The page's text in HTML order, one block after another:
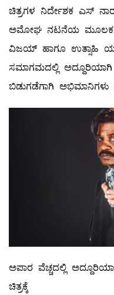
ಚಿತ್ರಗಳ ನಿರ್ದೇಶಕ ಎಸ್
ಅಮೋಘ ನಟನೆಯ ಮೂಲಕ
ವಿಜಯ್ ಹಾಗೂ ಉತ್ಸಾಹಿ
ಸಮಾಗಮದಲ್ಲಿ ಅದ್ದೂರಿಯಾಗಿ
ಬಿಡುಗಡೆಗಾಗಿ ಅಭಿಮಾನಿಗಳು
ಅಪಾರ ವೆಚ್ಚದಲ್ಲಿ
ಚಿತ್ರಕ್ಕೆ